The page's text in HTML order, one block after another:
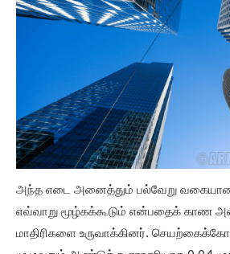
அந்த எடை அனைத்தும் பல்வேறு
எவ்வாறு மூழ்கக்கூடும் என்பதைக் காண
மாதிரிகளை உருவாக்கினர்.